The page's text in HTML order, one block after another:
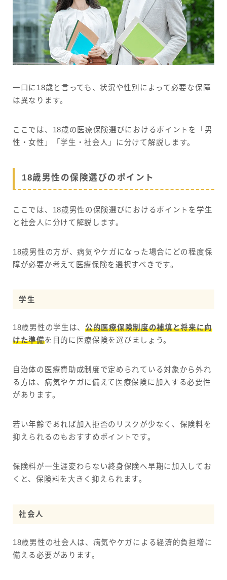
一口に18歳と言っても、状況や性別によって必要な保障
は異なります。
ここでは、18歳の医療保険選びにおけるポイントを「男
性・女性」「学生・社会人」に分けて解説します。
18歳男性の保険選びのポイント
ここでは、18歳男性の保険選びにおけるポイントを学生
と社会人に分けて解説します。
18歳男性の方が、病気やケガになった場合にどの程度保
障が必要か考えて医療保険を選択すべきです。
学生
18歳男性の学生は、 公的医療保険制度の補填と将来に向
けた準備を目的に医療保険を選びましょう。
自治体の医療費助成制度で定められている対象から外れ
る方は、病気やケガに備えて医療保険に加入する必要性
があります。
若い年齢であれば加入拒否のリスクが少なく、保険料を
抑えられるのもおすすめポイントです。
保険料が一生涯変わらない終身保険へ早期に加入してお
くと、保険料を大きく抑えられます。
社会人
18歳男性の社会人は、病気やケガによる経済的負担増に
備える必要があります。